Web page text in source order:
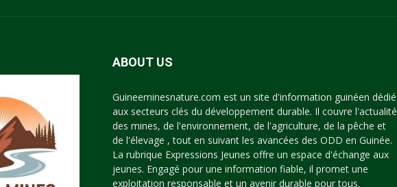
ABOUT US
Guineeminesnature.com est un site d'information guinéen dédié
aux secteurs clés du développement durable. Il couvre l'actualité
des mines, de l'environnement, de l'agriculture, de la pêche et
de l'élevage , tout en suivant les avancées des ODD en Guinée.
La rubrique Expressions Jeunes offre un espace d'échange aux
jeunes. Engagé pour une information fiable, il promet une
exploitation responsable et un avenir durable pour tous.